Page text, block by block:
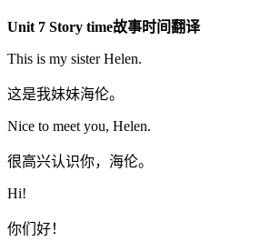
Unit 7 Story time故事时间翻译
This is my sister Helen.
这是我妹妹海伦。
Nice to meet you, Helen.
很高兴认识你，海伦。
Hi!
你们好！